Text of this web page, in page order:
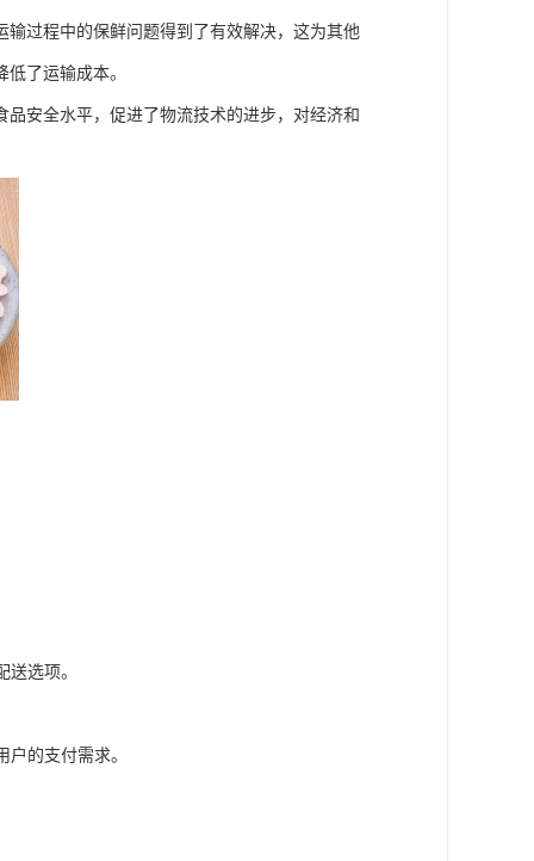
过程中的保鲜问题得到了有效解决，这为其他
了运输成本。
安全水平，促进了物流技术的进步，对经济和
选项。
的支付需求。